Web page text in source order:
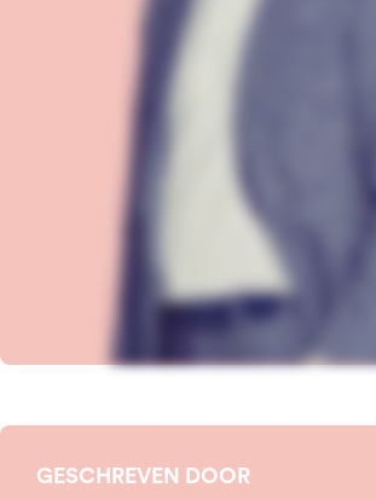
GESCHREVEN DOOR